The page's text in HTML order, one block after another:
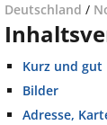
Deutschland /
Kurz und gut
Bilder
Adresse,